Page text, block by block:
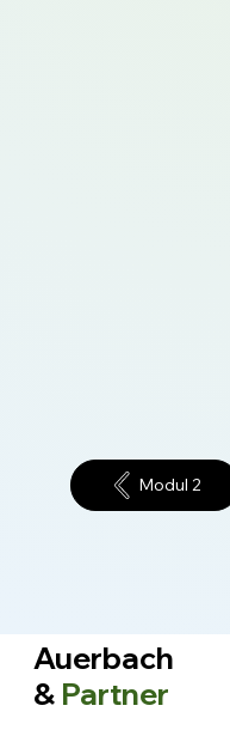
Modul 2
Auerbach
& Partner